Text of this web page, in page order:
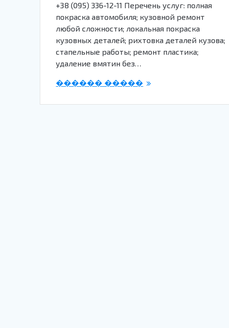
+38 (095) 336-12-11 Перечень услуг: полная
покраска автомобиля; кузовной ремонт
любой сложности; локальная покраска
кузовных деталей; рихтовка деталей кузова;
стапельные работы; ремонт пластика;
удаление вмятин без…
������ �����